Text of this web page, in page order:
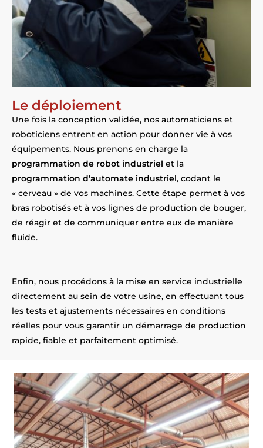
Le déploiement
Une fois la conception validée, nos automaticiens et
roboticiens entrent en action pour donner vie à vos
équipements. Nous prenons en charge la
programmation de robot industriel et la
programmation d’automate industriel, codant le
« cerveau » de vos machines. Cette étape permet à vos
bras robotisés et à vos lignes de production de bouger,
de réagir et de communiquer entre eux de manière
fluide.
Enfin, nous procédons à la mise en service industrielle
directement au sein de votre usine, en effectuant tous
les tests et ajustements nécessaires en conditions
réelles pour vous garantir un démarrage de production
rapide, fiable et parfaitement optimisé.